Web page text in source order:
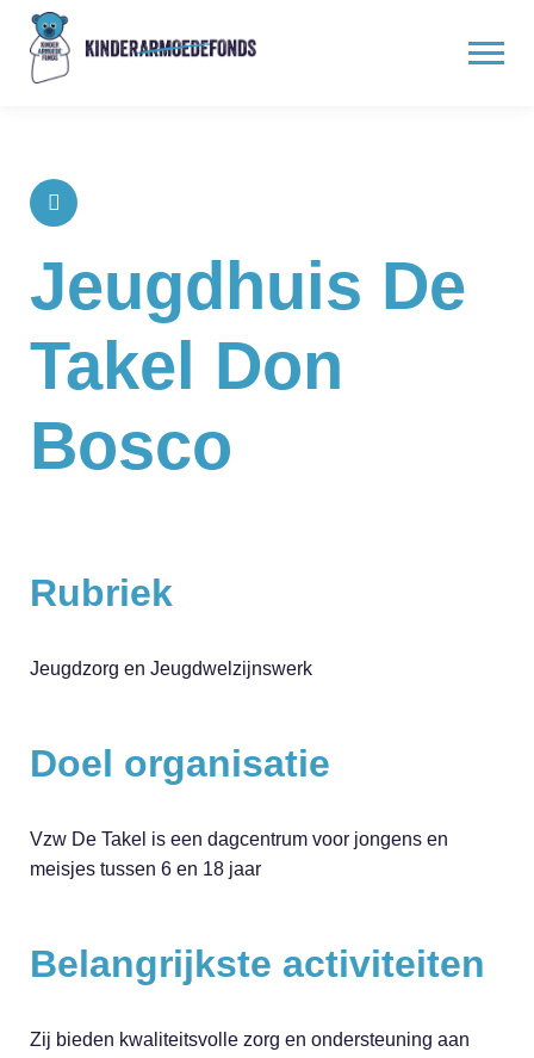
Jeugdhuis De
Takel Don
Bosco
Rubriek
Jeugdzorg en Jeugdwelzijnswerk
Doel organisatie
Vzw De Takel is een dagcentrum voor jongens en
meisjes tussen 6 en 18 jaar
Belangrijkste activiteiten
Zij bieden kwaliteitsvolle zorg en ondersteuning aan